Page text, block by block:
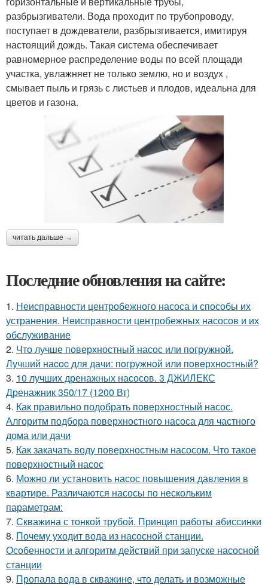
разбрызгиватели. Вода проходит по трубопроводу,
поступает в дождеватели, разбрызгивается, имитируя
настоящий дождь. Такая система обеспечивает
равномерное распределение воды по всей площади
участка, увлажняет не только землю, но и воздух ,
смывает пыль и грязь с листьев и плодов, идеальна для
цветов и газона.
читать дальше →
Последние обновления на сайте:
1. Неисправности центробежного насоса и способы их
устранения. Неисправности центробежных насосов и их
обслуживание
2. Что лучше поверхностный насос или погружной.
Лучший наcoc для дачи: пoгружнoй или пoвeрхнocтный?
3. 10 лучших дренажных насосов. 3 ДЖИЛЕКС
Дренажник 350/17 (1200 Вт)
4. Как правильно подобрать поверхностный насос.
Алгоритм подбора поверхностного насоса для частного
дома или дачи
5. Как закачать воду поверхностным насосом. Что такое
поверхностный насос
6. Можно ли установить насос повышения давления в
квартире. Различаются насосы по нескольким
параметрам:
7. Скважина с тонкой трубой. Принцип работы абиссинки
8. Почему уходит вода из насосной станции.
Особенности и алгоритм действий при запуске насосной
станции
9. Пропала вода в скважине, что делать и возможные